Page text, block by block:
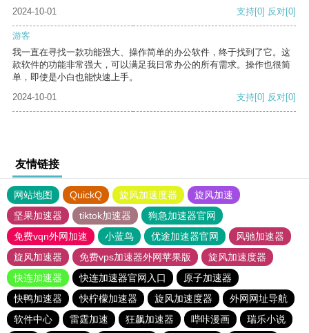
2024-10-01 支持[0] 反对[0]
游客
我一直在寻找一款功能强大、操作简单的办公软件，终于找到了它。这
款软件的功能非常强大，可以满足我日常办公的所有需求。操作也很简
单，即使是小白也能快速上手。
2024-10-01
支持[0] 反对[0]
友情链接
网站地图 QuickQ 旋风加速度器
旋风加速
坚果加速器
tiktok加速器
狗急加速器官网
免费vqn外网加速
小蓝鸟 优途加速器官网
风驰加速器
旋风加速器
免费vps加速器外网苹果版
旋风加速度器
快连加速器
快连加速器官网入口
原子加速器
快鸭加速器
快柠檬加速器 旋风加速度器
外网网址导航
软件中心
雷霆加速 狂飙加速器 哔咔漫画 瑞乐小说